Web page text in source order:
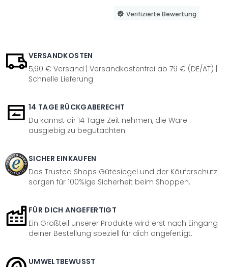
Verifizierte Bewertung
VERSANDKOSTEN
5,90 € Versand | Versandkostenfrei ab 79 € (DE/AT) |
Schnelle Lieferung
14 TAGE RÜCKGABERECHT
Du kannst dir 14 Tage Zeit nehmen, die Ware
ausgiebig zu begutachten.
SICHER EINKAUFEN
Das Trusted Shops Gütesiegel und der Käuferschutz
sorgen für 100%ige Sicherheit beim Shoppen.
FÜR DICH ANGEFERTIGT
Ein Großteil unserer Produkte wird erst nach Eingang
deiner Bestellung speziell für dich angefertigt.
UMWELTBEWUSST